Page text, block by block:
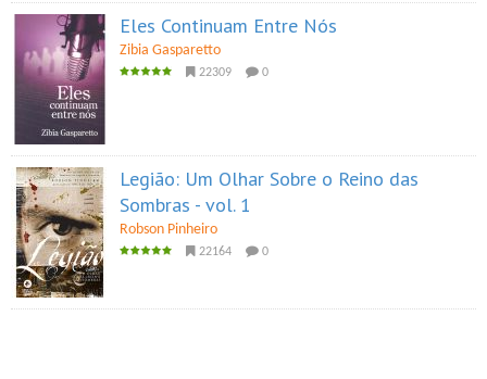
Eles Continuam Entre Nós
Zibia Gasparetto
22309 0
Legião: Um Olhar Sobre o Reino das
Sombras - vol. 1
Robson Pinheiro
22164 0